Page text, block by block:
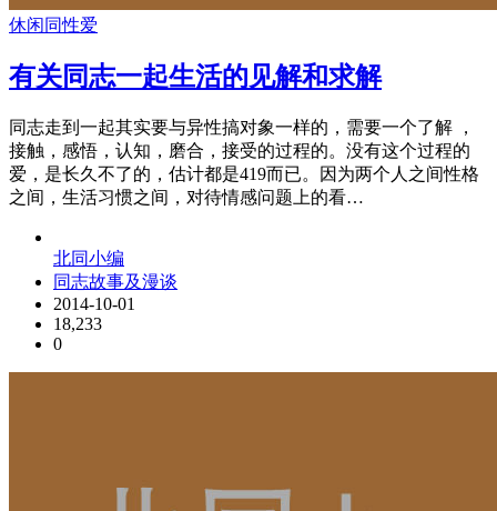
休闲 同性爱
有关同志一起生活的见解和求解
同志走到一起其实要与异性搞对象一样的，需要一个了解 ，
接触，感悟，认知，磨合，接受的过程的。没有这个过程的
爱，是长久不了的，估计都是419而已。因为两个人之间性格
之间，生活习惯之间，对待情感问题上的看…
北同小编
同志故事及漫谈
2014-10-01
18,233
0